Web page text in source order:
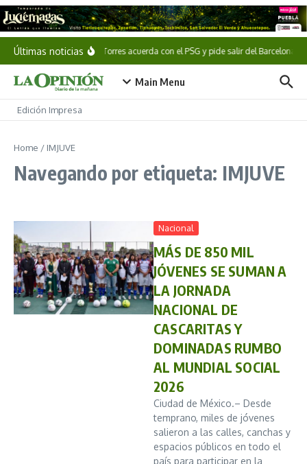
Saltar al contenido
Últimas noticiasFerran Torres acuerda con el PSG y pide salir del Barcelona
Main Menu
Edición Impresa
Home / IMJUVE
Navegando por etiqueta: IMJUVE
Nacional
MÁS DE 850 MIL
JÓVENES SE SUMAN A
LA JORNADA
NACIONAL DE
CASCARITAS Y
DOMINADAS RUMBO
AL MUNDIAL SOCIAL
2026
Ciudad de México.– Desde
temprano, miles de jóvenes
salieron a las calles, canchas y
espacios públicos en todo el
país para participar en la